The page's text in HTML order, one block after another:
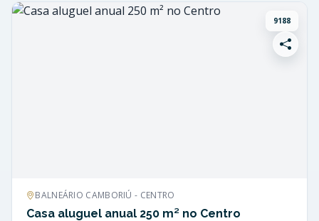
9188
BALNEÁRIO CAMBORIÚ - CENTRO
Casa aluguel anual 250 m² no Centro